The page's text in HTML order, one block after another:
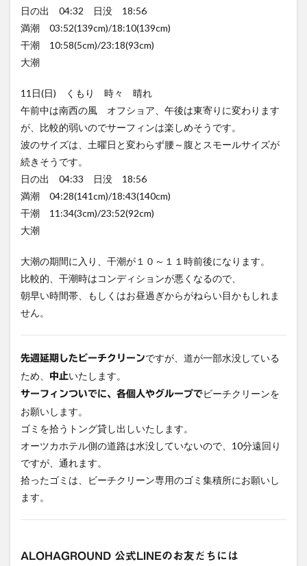
日の出 04:32 日没 18:56
満潮 03:52(139cm)/18:10(139cm)
干潮 10:58(5cm)/23:18(93cm)
大潮
11日(日) くもり 時々 晴れ
午前中は南西の風 オフショア、午後は東寄りに変わります
が、比較的弱いのでサーフィンは楽しめそうです。
波のサイズは、土曜日と変わらず腰～腹とスモールサイズが
続きそうです。
日の出 04:33 日没 18:56
満潮 04:28(141cm)/18:43(140cm)
干潮 11:34(3cm)/23:52(92cm)
大潮
大潮の期間に入り、干潮が１０～１１時前後になります。
比較的、干潮時はコンディションが悪くなるので、
朝早い時間帯、もしくはお昼過ぎからがねらい目かもしれま
せん。
先週延期したビーチクリーンですが、道が一部水没している
ため、
中止いたします。
サーフィンついでに、各個人やグループでビーチクリーンを
お願いします。
ゴミを拾うトング貸し出しいたします。
オーツカホテル側の道路は水没していないので、10分遠回り
ですが、通れます。
拾ったゴミは、ビーチクリーン専用のゴミ集積所にお願いし
ます。
ALOHAGROUND 公式LINEのお友だちには